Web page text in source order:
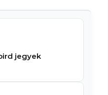
jegyek